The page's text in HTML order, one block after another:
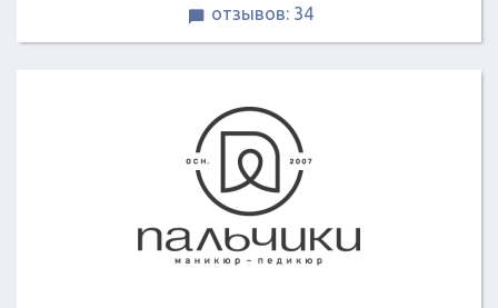
 отзывов: 34